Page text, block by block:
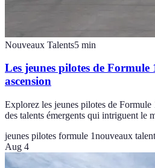
Nouveaux Talents5 min
Les jeunes pilotes de
ascension
Explorez les jeunes pilotes de
des talents émergents qui intriguent le
jeunes pilotes formule 1nouveaux
Aug 4